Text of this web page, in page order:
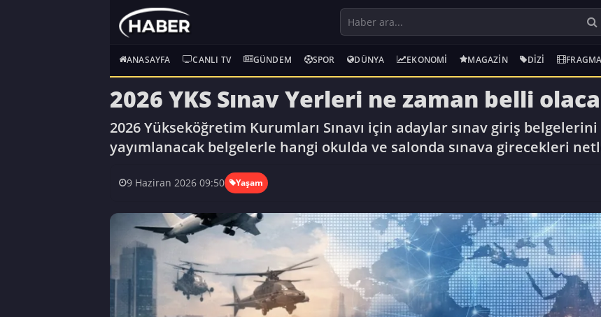
ANASAYFA CANLI TV GÜNDEM SPOR DÜNYA EKONOMI MAGAZIN DIZI
2026 YKS Sınav Yerleri ne zaman belli
2026 Yükseköğretim Kurumları Sınavı için adaylar sınav giriş
yayımlanacak belgelerle hangi okulda ve salonda sınava girecekleri
9 Haziran 2026 09:50 Yaşam